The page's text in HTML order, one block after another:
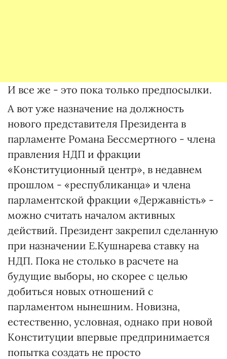
И все же - это пока только предпосылки.
А вот уже назначение на должность
нового представителя Президента в
парламенте Романа Бессмертного - члена
правления НДП и фракции
«Конституционный центр», в недавнем
прошлом - «республиканца» и члена
парламентской фракции «Державнiсть» -
можно считать началом активных
действий. Президент закрепил сделанную
при назначении Е.Кушнарева ставку на
НДП. Пока не столько в расчете на
будущие выборы, но скорее с целью
добиться новых отношений с
парламентом нынешним. Новизна,
естественно, условная, однако при новой
Конституции впервые предпринимается
попытка создать не просто